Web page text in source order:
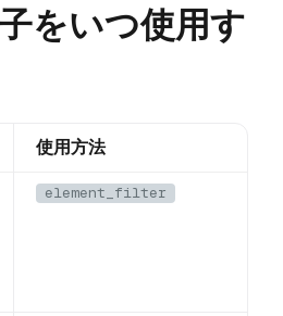
をいつ使用す
使用方法
element_filter